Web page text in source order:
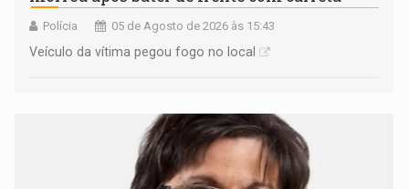
Polícia 05 de Agosto de 2026 às 15:43
Veículo da vítima pegou fogo no local